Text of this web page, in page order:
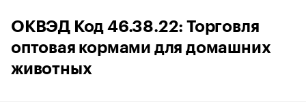
ОКВЭД Код 46.38.22: Торговля
оптовая кормами для домашних
животных